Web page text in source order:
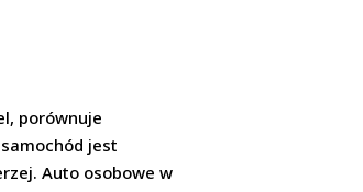
porównuje
jest
Auto osobowe w